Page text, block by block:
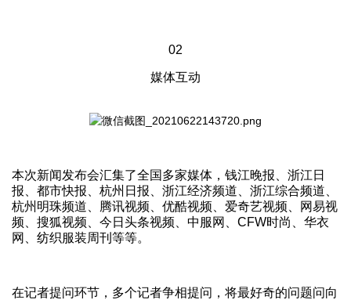
02
媒体互动
本次新闻发布会汇集了全国多家媒体，钱江晚报、浙江日
报、都市快报、杭州日报、浙江经济频道、浙江综合频道、
杭州明珠频道、腾讯视频、优酷视频、爱奇艺视频、网易视
频、搜狐视频、今日头条视频、中服网、CFW时尚、华衣
网、纺织服装周刊等等。
在记者提问环节，多个记者争相提问，将最好奇的问题问向